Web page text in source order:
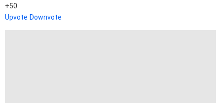
50
Upvote Downvote